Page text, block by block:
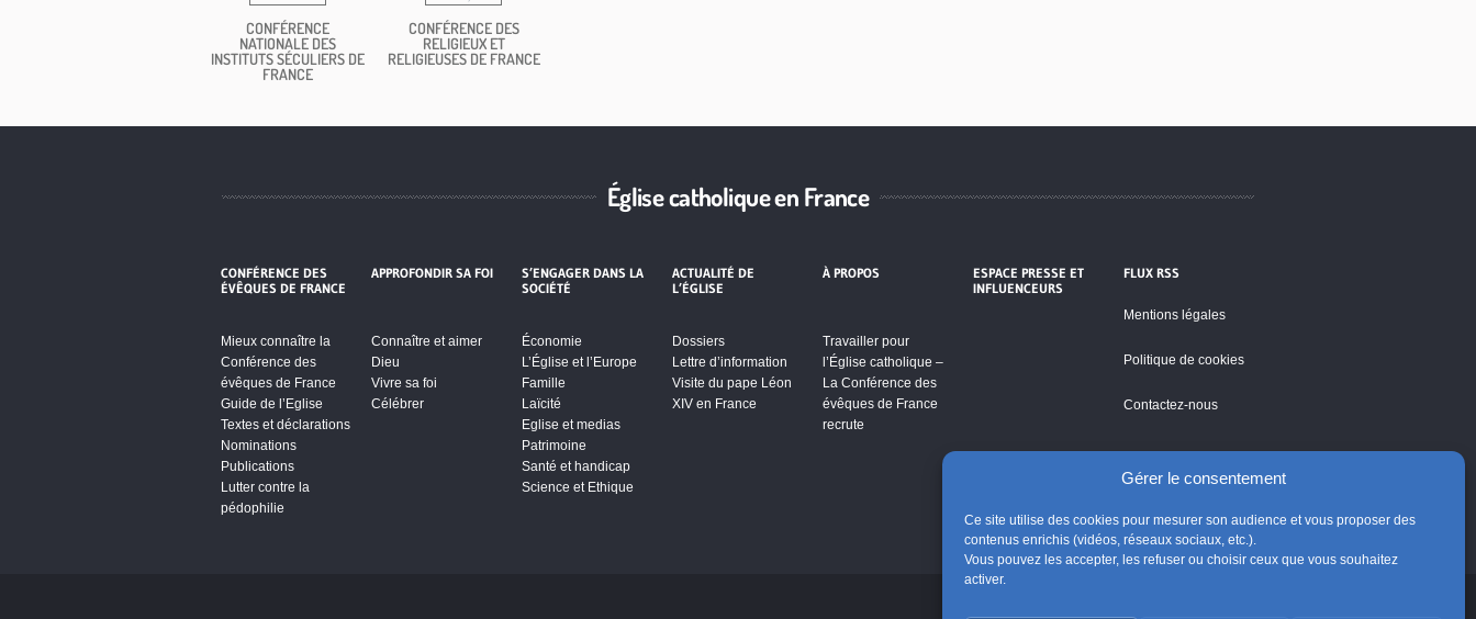
Gérer le consentement
Ce site utilise des cookies pour mesurer son audience et vous proposer des
contenus enrichis (vidéos, réseaux sociaux, etc.).
Vous pouvez les accepter, les refuser ou choisir ceux que vous souhaitez
activer.
CONFÉRENCE
NATIONALE DES
INSTITUTS SÉCULIERS DE
FRANCE
CONFÉRENCE DES
RELIGIEUX ET
RELIGIEUSES DE FRANCE
Église catholique en France
CONFÉRENCE DES
ÉVÊQUES DE FRANCE
Mieux connaître la
Conférence des
évêques de France
Guide de l’Eglise
Textes et déclarations
Nominations
Publications
Lutter contre la
pédophilie
APPROFONDIR SA FOI
Connaître et aimer
Dieu
Vivre sa foi
Célébrer
S’ENGAGER DANS LA
SOCIÉTÉ
Économie
L’Église et l’Europe
Famille
Laïcité
Eglise et medias
Patrimoine
Santé et handicap
Science et Ethique
ACTUALITÉ DE
L’ÉGLISE
Dossiers
Lettre d’information
Visite du pape Léon
XIV en France
À PROPOS
Travailler pour
l’Église catholique –
La Conférence des
évêques de France
recrute
ESPACE PRESSE ET
INFLUENCEURS
FLUX RSS
Mentions légales
Politique de cookies
Contactez-nous